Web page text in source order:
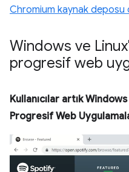
Chromium kaynak deposu
Windows ve
progresif web
Kullanıcılar artık
Progresif Web